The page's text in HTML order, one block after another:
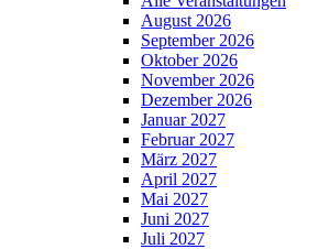
August 2026
September 2026
Oktober 2026
November 2026
Dezember 2026
Januar 2027
Februar 2027
März 2027
April 2027
Mai 2027
Juni 2027
Juli 2027